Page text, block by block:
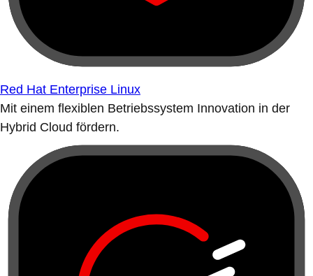
Red Hat Enterprise Linux
Mit einem flexiblen Betriebssystem Innovation in der
Hybrid Cloud fördern.